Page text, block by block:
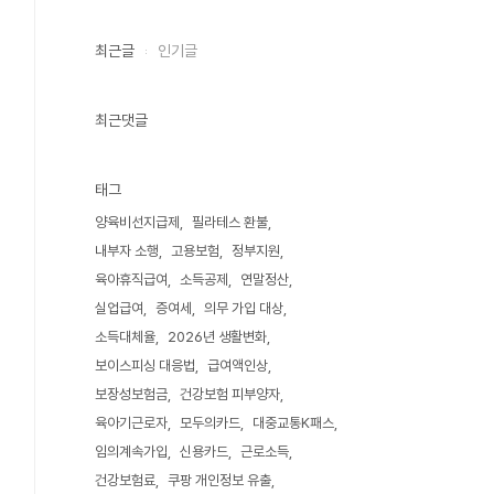
최근글 인기글
최근댓글
태그
양육비선지급제
필라테스 환불
내부자 소행
고용보험
정부지원
육아휴직급여
소득공제
연말정산
실업급여
증여세
의무 가입 대상
소득대체율
2026년 생활변화
보이스피싱 대응법
급여액인상
보장성보험금
건강보험 피부양자
육아기근로자
모두의카드
대중교통K패스
임의계속가입
신용카드
근로소득
건강보험료
쿠팡 개인정보 유출